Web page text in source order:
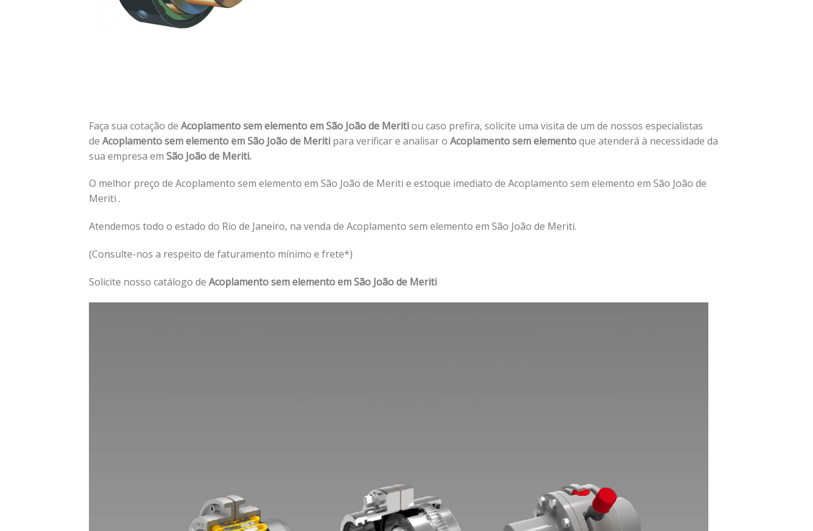
Faça sua cotação de Acoplamento sem elemento em São João de Meritiou caso prefira, solicite uma visita de um de nossos especialistas
de Acoplamento sem elemento em São João de Meriti para verificar e analisar o Acoplamento sem elementoque atenderá à necessidade da
sua empresa em São João de Meriti.
O melhor preço de Acoplamento sem elemento em São João de Meriti e estoque imediato de Acoplamento sem elemento em São João de
Meriti .
Atendemos todo o estado do Rio de Janeiro, na venda de Acoplamento sem elemento em São João de Meriti.
(Consulte-nos a respeito de faturamento mínimo e frete*)
Solicite nosso catálogo de Acoplamento sem elemento em São João de Meriti